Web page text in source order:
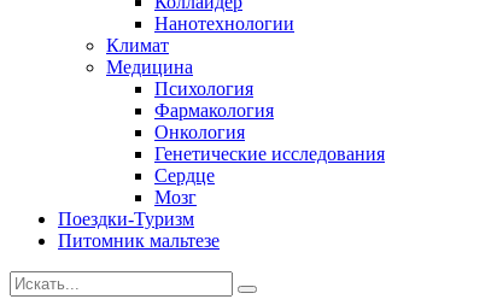
Нанотехнологии
Климат
Медицина
Психология
Фармакология
Онкология
Генетические исследования
Сердце
Мозг
Поездки-Туризм
Питомник мальтезе